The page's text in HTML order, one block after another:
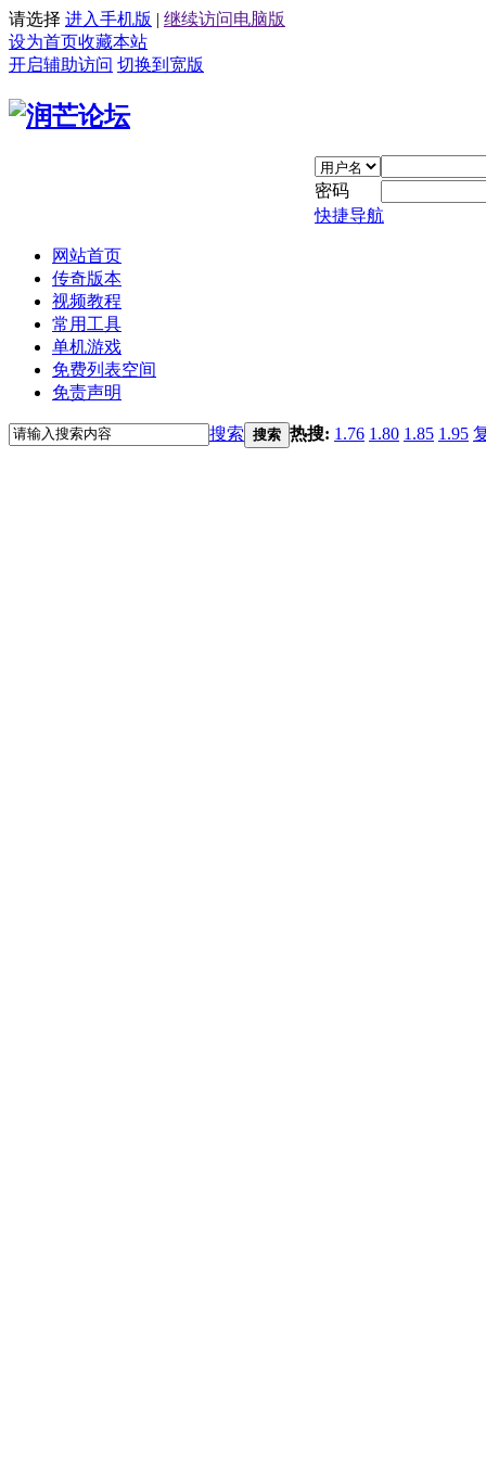
请选择 进入手机版 | 继续访问电脑版
设为首页收藏本站
开启辅助访问 切换到宽版
密码
快捷导航
网站首页
传奇版本
视频教程
常用工具
单机游戏
免费列表空间
免责声明
搜索 搜索 热搜: 1.76 1.80 1.85 1.95